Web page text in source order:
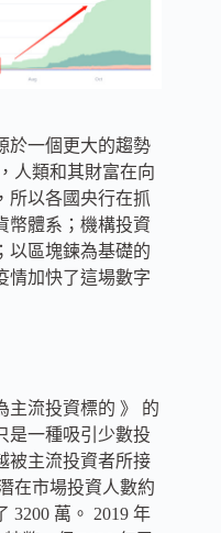
於一個更大的趨勢
人類和其財富在向
所以各國央行在抓
幣體系；機構投資
以區塊鍊為基礎的
情加快了這場數字
主流投資標的 》 的
是一種吸引少數投
被主流投資者所接
在市場投資人數約
3200 萬。 2019 年